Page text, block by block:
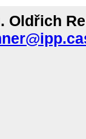
Oldřich